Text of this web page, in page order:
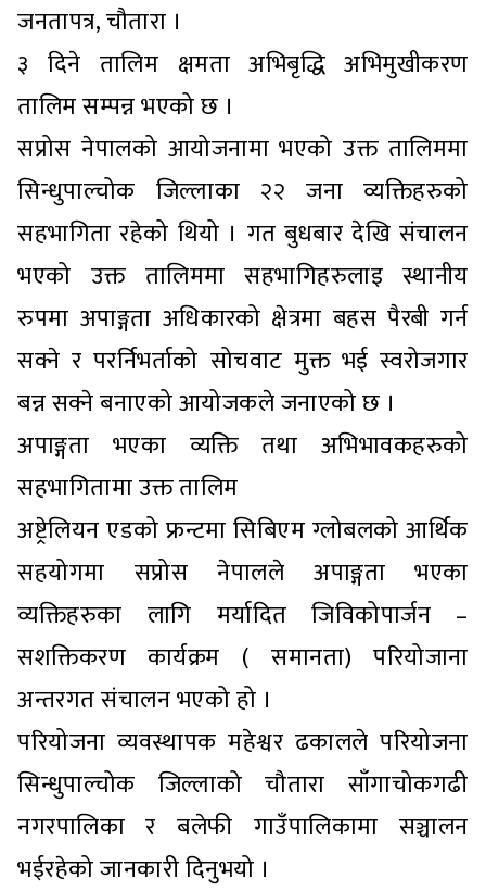
जनतापत्र, चौतारा ।
३ दिने तालिम क्षमता अभिबृद्धि अभिमुखीकरण
तालिम सम्पन्न भएको छ ।
सप्रोस नेपालको आयोजनामा भएको उक्त तालिममा
सिन्धुपाल्चोक जिल्लाका २२ जना व्यक्तिहरुको
सहभागिता रहेको थियो । गत बुधबार देखि संचालन
भएको उक्त तालिममा सहभागिहरुलाइ स्थानीय
रुपमा अपाङ्गता अधिकारको क्षेत्रमा बहस पैरबी गर्न
सक्ने र परर्निभर्ताको सोचवाट मुक्त भई स्वरोजगार
बन्न सक्ने बनाएको आयोजकले जनाएको छ ।
अपाङ्गता भएका व्यक्ति तथा अभिभावकहरुको
सहभागितामा उक्त तालिम
अष्ट्रेलियन एडको फ्रन्टमा सिबिएम ग्लोबलको आर्थिक
सहयोगमा सप्रोस नेपालले अपाङ्गता भएका
व्यक्तिहरुका लागि मर्यादित जिविकोपार्जन –
सशक्तिकरण कार्यक्रम ( समानता) परियोजाना
अन्तरगत संचालन भएको हो ।
परियोजना व्यवस्थापक महेश्वर ढकालले परियोजना
सिन्धुपाल्चोक जिल्लाको चौतारा साँगाचोकगढी
नगरपालिका र बलेफी गाउँपालिकामा सञ्चालन
भईरहेको जानकारी दिनुभयो ।